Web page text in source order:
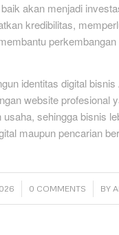
akan menjadi
kredibilitas,
identitas digital bisnis
website profesional
sehingga bisnis
maupun pencarian
0 COMMENTS
/ BY